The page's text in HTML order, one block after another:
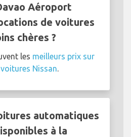
Aéroport
de voitures
chères ?
les meilleurs prix sur
Nissan
automatiques
à la